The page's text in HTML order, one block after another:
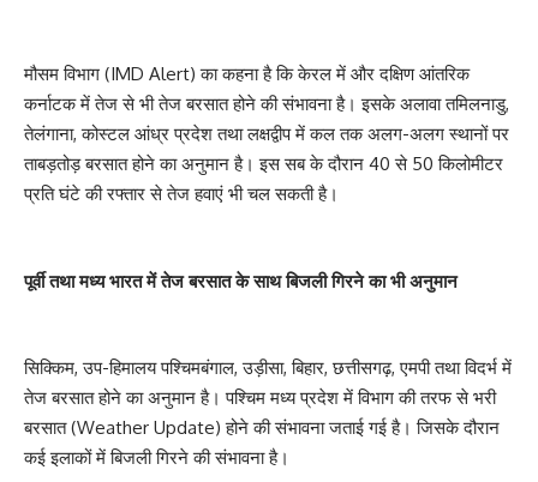
मौसम विभाग (IMD Alert) का कहना है कि केरल में और दक्षिण आंतरिक
कर्नाटक में तेज से भी तेज बरसात होने की संभावना है। इसके अलावा तमिलनाडु,
तेलंगाना, कोस्टल आंध्र प्रदेश तथा लक्षद्वीप में कल तक अलग-अलग स्थानों पर
ताबड़तोड़ बरसात होने का अनुमान है। इस सब के दौरान 40 से 50 किलोमीटर
प्रति घंटे की रफ्तार से तेज हवाएं भी चल सकती है।
पूर्वी तथा मध्य भारत में तेज बरसात के साथ बिजली गिरने का भी अनुमान
सिक्किम, उप-हिमालय पश्चिमबंगाल, उड़ीसा, बिहार, छत्तीसगढ़, एमपी तथा विदर्भ में
तेज बरसात होने का अनुमान है। पश्चिम मध्य प्रदेश में विभाग की तरफ से भरी
बरसात (Weather Update) होने की संभावना जताई गई है। जिसके दौरान
कई इलाकों में बिजली गिरने की संभावना है।